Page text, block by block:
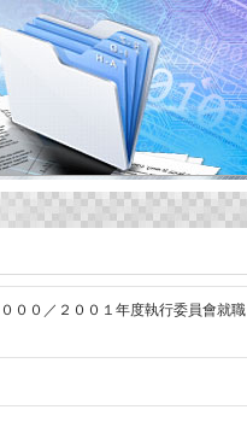
００／２００１年度執行委員會就職